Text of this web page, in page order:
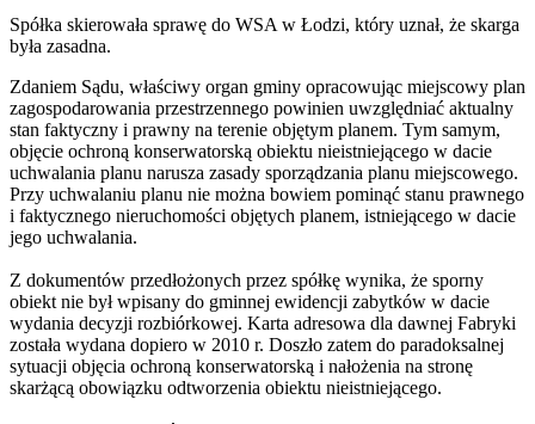
Spółka skierowała sprawę do WSA w Łodzi, który uznał, że skarga
była zasadna.
Zdaniem Sądu, właściwy organ gminy opracowując miejscowy plan
zagospodarowania przestrzennego powinien uwzględniać aktualny
stan faktyczny i prawny na terenie objętym planem. Tym samym,
objęcie ochroną konserwatorską obiektu nieistniejącego w dacie
uchwalania planu narusza zasady sporządzania planu miejscowego.
Przy uchwalaniu planu nie można bowiem pominąć stanu prawnego
i faktycznego nieruchomości objętych planem, istniejącego w dacie
jego uchwalania.
Z dokumentów przedłożonych przez spółkę wynika, że sporny
obiekt nie był wpisany do gminnej ewidencji zabytków w dacie
wydania decyzji rozbiórkowej. Karta adresowa dla dawnej Fabryki
została wydana dopiero w 2010 r. Doszło zatem do paradoksalnej
sytuacji objęcia ochroną konserwatorską i nałożenia na stronę
skarżącą obowiązku odtworzenia obiektu nieistniejącego.